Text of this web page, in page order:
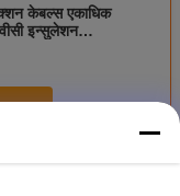
केबल्स एकाधिक
इन्सुलेशन